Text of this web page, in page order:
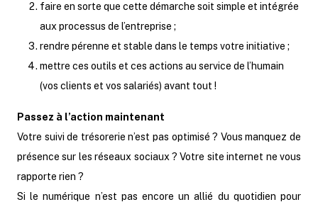
faire en sorte que cette démarche soit simple et intégrée
aux processus de l’entreprise ;
rendre pérenne et stable dans le temps votre initiative ;
mettre ces outils et ces actions au service de l’humain
(vos clients et vos salariés) avant tout !
Passez à l’action maintenant
Votre suivi de trésorerie n’est pas optimisé ? Vous manquez de
présence sur les réseaux sociaux ? Votre site internet ne vous
rapporte rien ?
Si le numérique n’est pas encore un allié du quotidien pour